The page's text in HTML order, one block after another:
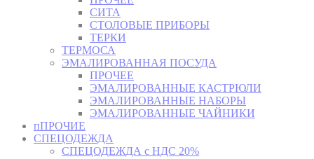
СИТА
СТОЛОВЫЕ ПРИБОРЫ
ТЕРКИ
ТЕРМОСА
ЭМАЛИРОВАННАЯ ПОСУДА
ПРОЧЕЕ
ЭМАЛИРОВАННЫЕ КАСТРЮЛИ
ЭМАЛИРОВАННЫЕ НАБОРЫ
ЭМАЛИРОВАННЫЕ ЧАЙНИКИ
пПРОЧИЕ
СПЕЦОДЕЖДА
СПЕЦОДЕЖДА с НДС 20%